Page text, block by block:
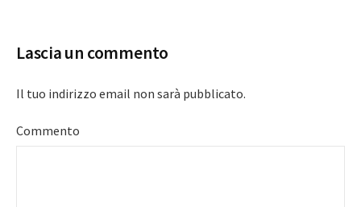
Lascia un commento
Il tuo indirizzo email non sarà pubblicato.
Commento